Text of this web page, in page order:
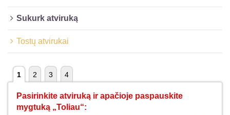
Sukurk atviruką
Tostų atvirukai
1 2 3 4
Pasirinkite atviruką ir apačioje paspauskite
mygtuką „Toliau“: